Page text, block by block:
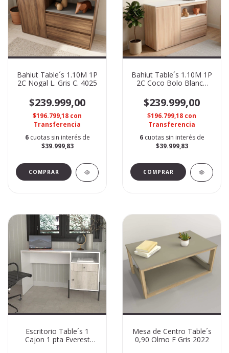
Bahiut Table´s 1.10M 1P
2C Nogal L. Gris C. 4025
$239.999,00
$196.799,18 con
Transferencia
6 cuotas sin interés de
$39.999,83
Bahiut Table´s 1.10M 1P
2C Coco Bolo Blanco
$239.999,00
$196.799,18 con
Transferencia
6 cuotas sin interés de
$39.999,83
Escritorio Table´s 1
Cajon 1 pta Everest
Mesa de Centro Table´s
0,90 Olmo F Gris 2022